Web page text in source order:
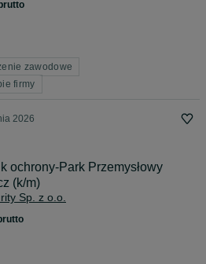
zawodowe
firmy
2026
ochrony-Park Przemysłowy
(k/m)
Sp. z o.o.